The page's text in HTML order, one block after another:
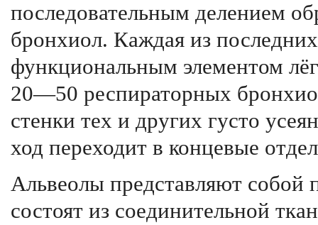
последовательным делением
бронхиол. Каждая из
функциональным элементом
20—50 респираторных
стенки тех и других густо
ход переходит в концевые
Альвеолы представляют
состоят из соединительной